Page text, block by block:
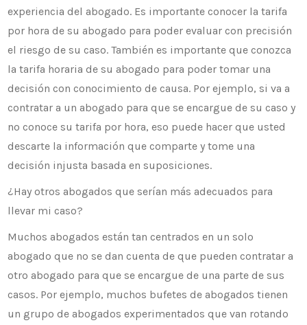
experiencia del abogado. Es importante conocer la tarifa
por hora de su abogado para poder evaluar con precisión
el riesgo de su caso. También es importante que conozca
la tarifa horaria de su abogado para poder tomar una
decisión con conocimiento de causa. Por ejemplo, si va a
contratar a un abogado para que se encargue de su caso y
no conoce su tarifa por hora, eso puede hacer que usted
descarte la información que comparte y tome una
decisión injusta basada en suposiciones.
¿Hay otros abogados que serían más adecuados para
llevar mi caso?
Muchos abogados están tan centrados en un solo
abogado que no se dan cuenta de que pueden contratar a
otro abogado para que se encargue de una parte de sus
casos. Por ejemplo, muchos bufetes de abogados tienen
un grupo de abogados experimentados que van rotando